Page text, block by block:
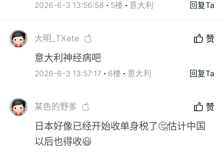
2026-6-3 13:56:58 5楼 意大利 回复Ta
大明_TXete 赞
意大利神经病吧
2026-6-3 13:57:17 6楼 意大利 回复Ta
某色的野爹 赞
日本好像已经开始收单身税了🤔估计中国
以后也得收😃